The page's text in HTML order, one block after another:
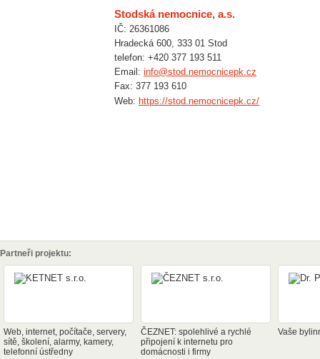
Stodská nemocnice, a.s.
IČ: 26361086
Hradecká 600, 333 01 Stod
telefon: +420 377 193 511
Email: info@stod.nemocnicepk.cz
Fax: 377 193 610
Web: https://stod.nemocnicepk.cz/
Partneři projektu:
Web, internet, počítače, servery,
sítě, školení, alarmy, kamery,
telefonní ústředny
ČEZNET: spolehlivé a rychlé
připojení k internetu pro
domácnosti i firmy
Vaše